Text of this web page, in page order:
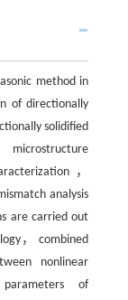
method in
of directionally
solidified
，
analysis
are carried out
， combined
nonlinear
of